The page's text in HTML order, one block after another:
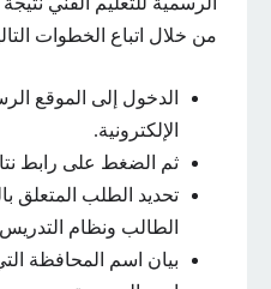
من خلال اتباع الخطوات
الدخول إلى الموقع
الإلكترونية.
ثم الضغط على رابط
تحديد الطلب المتعلق
الطالب ونظام
بيان اسم المحافظة